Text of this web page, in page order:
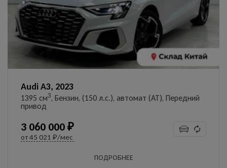
Audi A3, 2023
1395 см3, Бензин, (150 л.с.), автомат (AT), Передний
привод
3 060 000 ₽
от45 021 ₽/мес
ПОДРОБНЕЕ
УЗНАТЬ ЦЕНУ
Даю согласие на обработку
персональных данных